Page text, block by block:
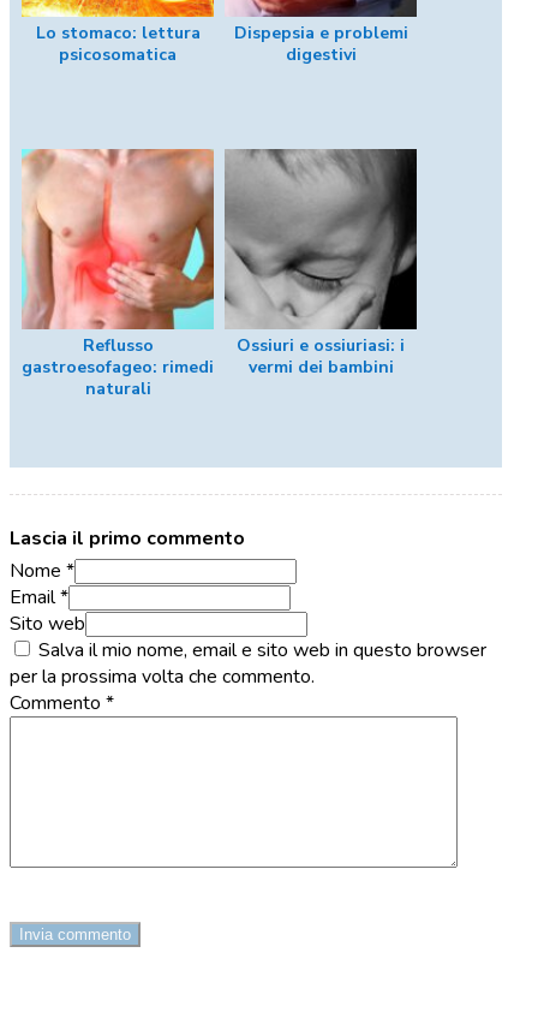
Lo stomaco: lettura
psicosomatica
Dispepsia e problemi
digestivi
Reflusso
gastroesofageo: rimedi
naturali
Ossiuri e ossiuriasi: i
vermi dei bambini
Lascia il primo commento
Nome *
Email *
Sito web
Salva il mio nome, email e sito web in questo browser
per la prossima volta che commento.
Commento *